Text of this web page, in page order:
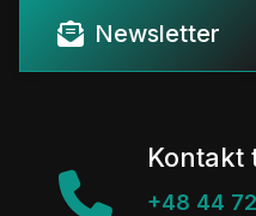
Newsletter
Kontakt
+48 44